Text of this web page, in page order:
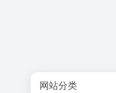
网站分类